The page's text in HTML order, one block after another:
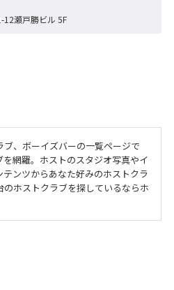
12瀬戸勝ビル 5F
、ボーイズバーの一覧ページで
網羅。ホストのスタジオ写真やイ
ンツからあなた好みのホストクラ
ホストクラブを探しているならホ